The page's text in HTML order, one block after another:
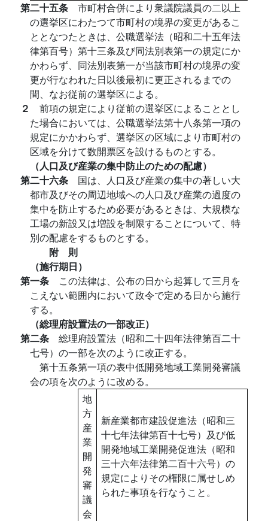
第二十五条 市町村合併により衆議院議員の二以上
の選挙区にわたつて市町村の境界の変更があるこ
ととなつたときは、公職選挙法（昭和二十五年法
律第百号）第十三条及び同法別表第一の規定にか
かわらず、同法別表第一が当該市町村の境界の変
更が行なわれた日以後最初に更正されるまでの
間、なお従前の選挙区による。
２ 前項の規定により従前の選挙区によることとし
た場合においては、公職選挙法第十八条第一項の
規定にかかわらず、選挙区の区域により市町村の
区域を分けて数開票区を設けるものとする。
（人口及び産業の集中防止のための配慮）
第二十六条 国は、人口及び産業の集中の著しい大
都市及びその周辺地域への人口及び産業の過度の
集中を防止するため必要があるときは、大規模な
工場の新設又は増設を制限することについて、特
別の配慮をするものとする。
附 則
（施行期日）
第一条 この法律は、公布の日から起算して三月を
こえない範囲内において政令で定める日から施行
する。
（総理府設置法の一部改正）
第二条 総理府設置法（昭和二十四年法律第百二十
七号）の一部を次のように改正する。
第十五条第一項の表中低開発地域工業開発審議
会の項を次のように改める。
地
方
産
業
開
発
審
議
会
新産業都市建設促進法（昭和三
十七年法律第百十七号）及び低
開発地域工業開発促進法（昭和
三十六年法律第二百十六号）の
規定によりその権限に属せしめ
られた事項を行なうこと。